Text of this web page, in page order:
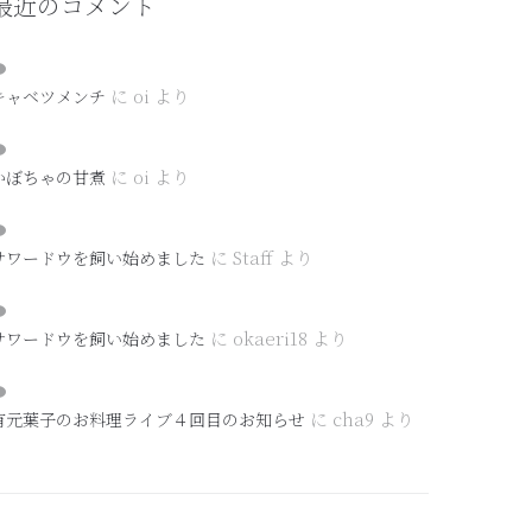
ャベツメンチ に oi より
ぼちゃの甘煮 に oi より
ワードウを飼い始めました に Staffより
ワードウを飼い始めました に okaeri18 より
元葉子のお料理ライブ４回目のお知らせ に cha9 より